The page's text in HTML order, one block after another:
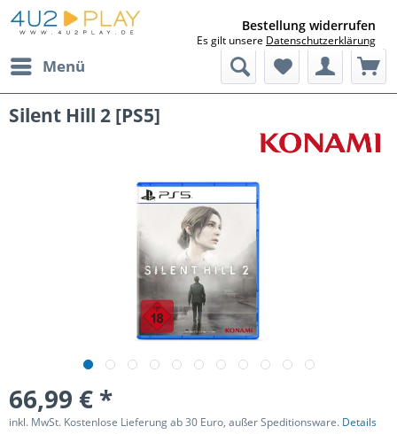
Menü
Silent Hill 2 [PS5]
66,99 € *
inkl. MwSt. Kostenlose Lieferung ab 30 Euro, außer Speditionsware. Details
Bestellung widerrufen
Es gilt unsere Datenschutzerklärung